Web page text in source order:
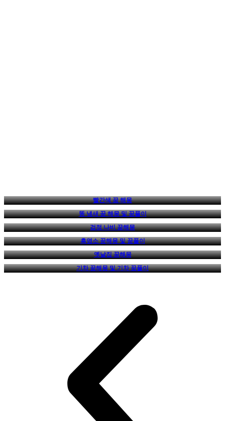
빨간색 꿈 해몽
똥 냄새 꿈 해몽 및 꿈풀이
검정 나비 꿈해몽
흑염소 꿈해몽 및 꿈풀이
옛날집 꿈해몽
기차 꿈해몽 및 기차 꿈풀이